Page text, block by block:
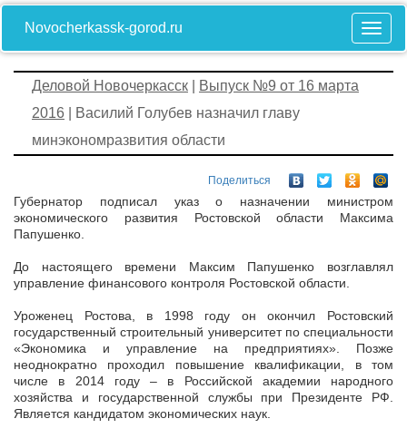
Novocherkassk-gorod.ru
Деловой Новочеркасск
Выпуск №9 от 16 марта
2016 | Василий Голубев назначил главу
минэкономразвития области
Поделиться
Губернатор подписал указ о назначении министром
экономического развития Ростовской области Максима
Папушенко.
До настоящего времени Максим Папушенко возглавлял
управление финансового контроля Ростовской области.
Уроженец Ростова, в 1998 году он окончил Ростовский
государственный строительный университет по специальности
«Экономика и управление на предприятиях». Позже
неоднократно проходил повышение квалификации, в том
числе в 2014 году – в Российской академии народного
хозяйства и государственной службы при Президенте РФ.
Является кандидатом экономических наук.